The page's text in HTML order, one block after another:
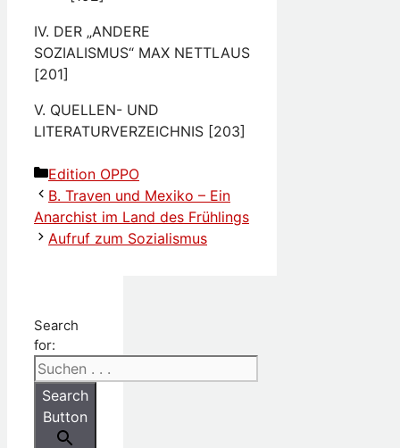
IV. DER „ANDERE
SOZIALISMUS“ MAX NETTLAUS
[201]
V. QUELLEN- UND
LITERATURVERZEICHNIS [203]
Kategorien
Edition OPPO
B. Traven und Mexiko – Ein
Anarchist im Land des Frühlings
Aufruf zum Sozialismus
Search
for:
Search
Button